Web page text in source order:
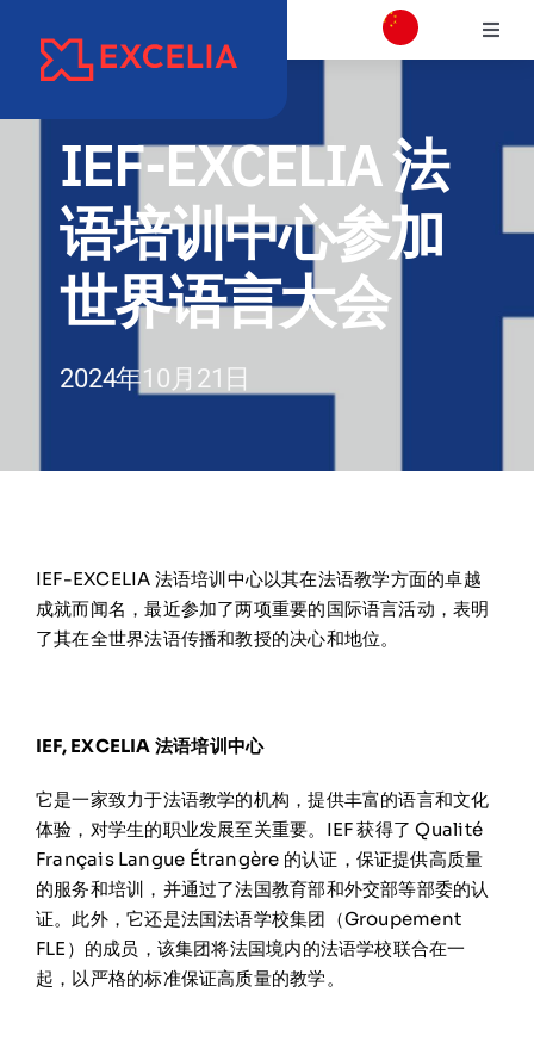
切
换
校区介绍
学院
项目专业介绍
学校新闻
IEF-EXCELIA 法
语培训中心参加
世界语言大会
2024年10月21日
IEF-EXCELIA 法语培训中心以其在法语教学方面的卓越
成就而闻名，最近参加了两项重要的国际语言活动，表明
了其在全世界法语传播和教授的决心和地位。
IEF, EXCELIA 法语培训中心
它是一家致力于法语教学的机构，提供丰富的语言和文化
体验，对学生的职业发展至关重要。IEF 获得了 Qualité
Français Langue Étrangère 的认证，保证提供高质量
的服务和培训，并通过了法国教育部和外交部等部委的认
证。此外，它还是法国法语学校集团（Groupement
FLE）的成员，该集团将法国境内的法语学校联合在一
起，以严格的标准保证高质量的教学。